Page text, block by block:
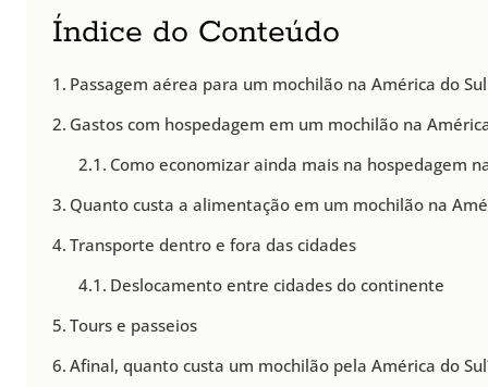
Índice do Conteúdo
Passagem aérea para um mochilão na América do Sul
Gastos com hospedagem em um mochilão na
Como economizar ainda mais na hospedagem
Quanto custa a alimentação em um mochilão na
Transporte dentro e fora das cidades
Deslocamento entre cidades do continente
Tours e passeios
Afinal, quanto custa um mochilão pela América do